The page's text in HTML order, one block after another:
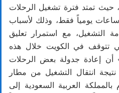
حيث تمتد فترة تشغيل الرحلات
من الكويت ما بين 8 إلى 10 ساعات يومياً فقط، وذلك لأسباب
التشغيل، مع استمرار تعليق
تتوقف في الكويت خلال هذه
أن إعادة جدولة بعض الرحلات
انتقال التشغيل من مطار
العربية السعودية إلى